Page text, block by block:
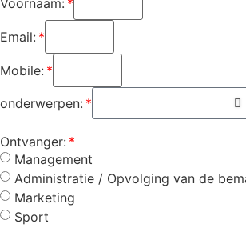
Voornaam:
Email:
Mobile:
onderwerpen:
Ontvanger:
Management
Administratie / Opvolging van de
Marketing
Sport